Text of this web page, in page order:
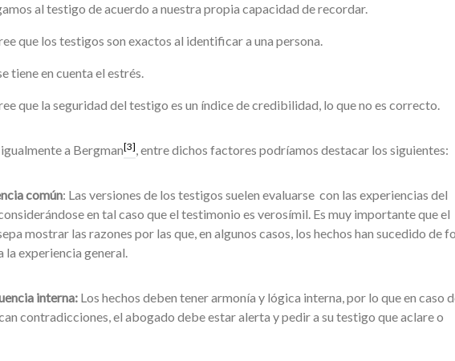
al testigo de acuerdo a nuestra propia capacidad de recordar.
que los testigos son exactos al identificar a una persona.
tiene en cuenta el estrés.
que la seguridad del testigo es un índice de credibilidad, lo que no es correcto.
a Bergman[3], entre dichos factores podríamos destacar los siguientes:
común: Las versiones de los testigos suelen evaluarse con las experiencias del
en tal caso que el testimonio es verosímil. Es muy importante que el
mostrar las razones por las que, en algunos casos, los hechos han sucedido de
la experiencia general.
interna:Los hechos deben tener armonía y lógica interna, por lo que en caso
contradicciones, el abogado debe estar alerta y pedir a su testigo que aclare o